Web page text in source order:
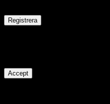
Registrera
Accept